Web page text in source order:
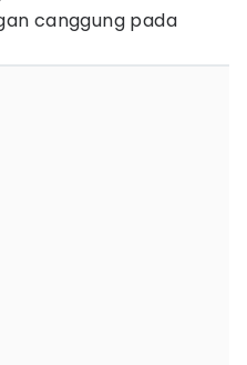
canggung pada